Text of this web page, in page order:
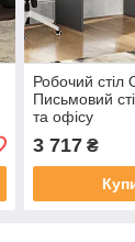
Робочий стіл
Письмовий
та офісу
3 717₴